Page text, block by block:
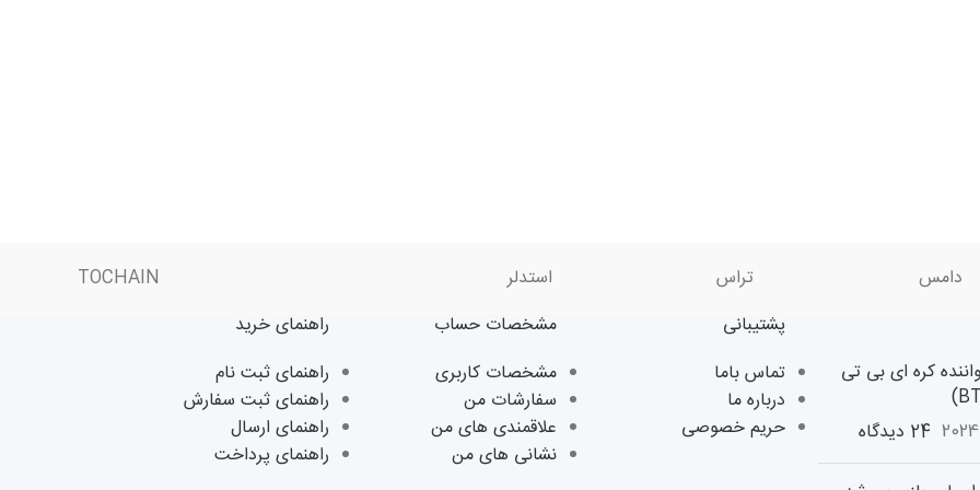
دامس تراس استدلر TOCHAIN
کره ای بی تی
24 دیدگاه
پشتیبانی
تماس باما
درباره ما
حریم خصوصی
مشخصات حساب
مشخصات کاربری
سفارشات من
علاقمندی های من
نشانی های من
راهنمای خرید
راهنمای ثبت نام
راهنمای ثبت سفارش
راهنمای ارسال
راهنمای پرداخت